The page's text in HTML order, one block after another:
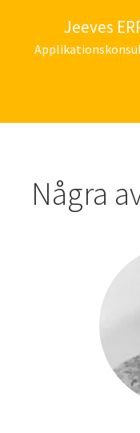
Jeeves
Några